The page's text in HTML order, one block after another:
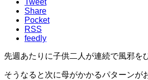
Share
Pocket
RSS
feedly
先週あたりに子供二人が連続で風邪を
そうなると次に母がかかるパターンが